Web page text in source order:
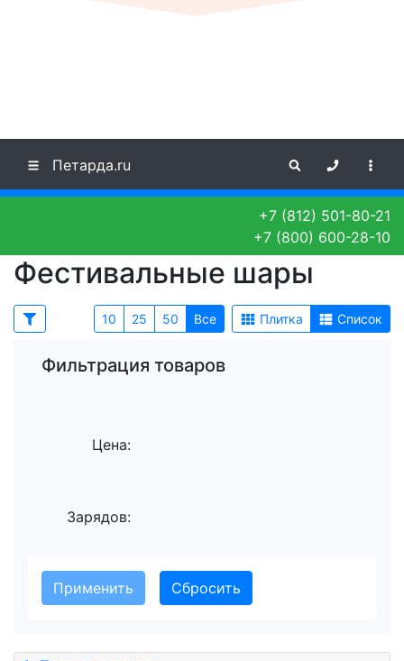
Петарда.ru
+7 (812) 501-80-21
+7 (800) 600-28-10
Фестивальные шары
10 25 50 Все Плитка Список
Фильтрация товаров
Цена:
Зарядов:
Сбросить